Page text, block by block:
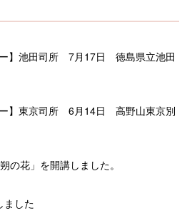
ー】池田司所 7月17日 徳島県立池田
ー】東京司所 6月14日 高野山東京別
の花」を開講しました。
ました